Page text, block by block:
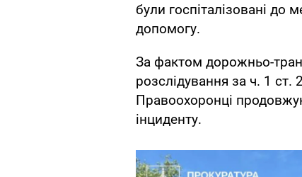
були госпіталізовані до
допомогу.
За фактом дорожньо-
розслідування за ч. 1 ст.
Правоохоронці
інциденту.